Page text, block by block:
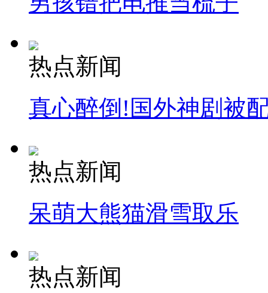
热点新闻
真心醉倒!国外神剧被
热点新闻
呆萌大熊猫滑雪取乐
热点新闻